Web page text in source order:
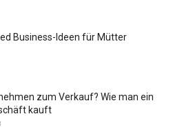
Business-Ideen für Mütter
zum Verkauf? Wie man ein
kauft